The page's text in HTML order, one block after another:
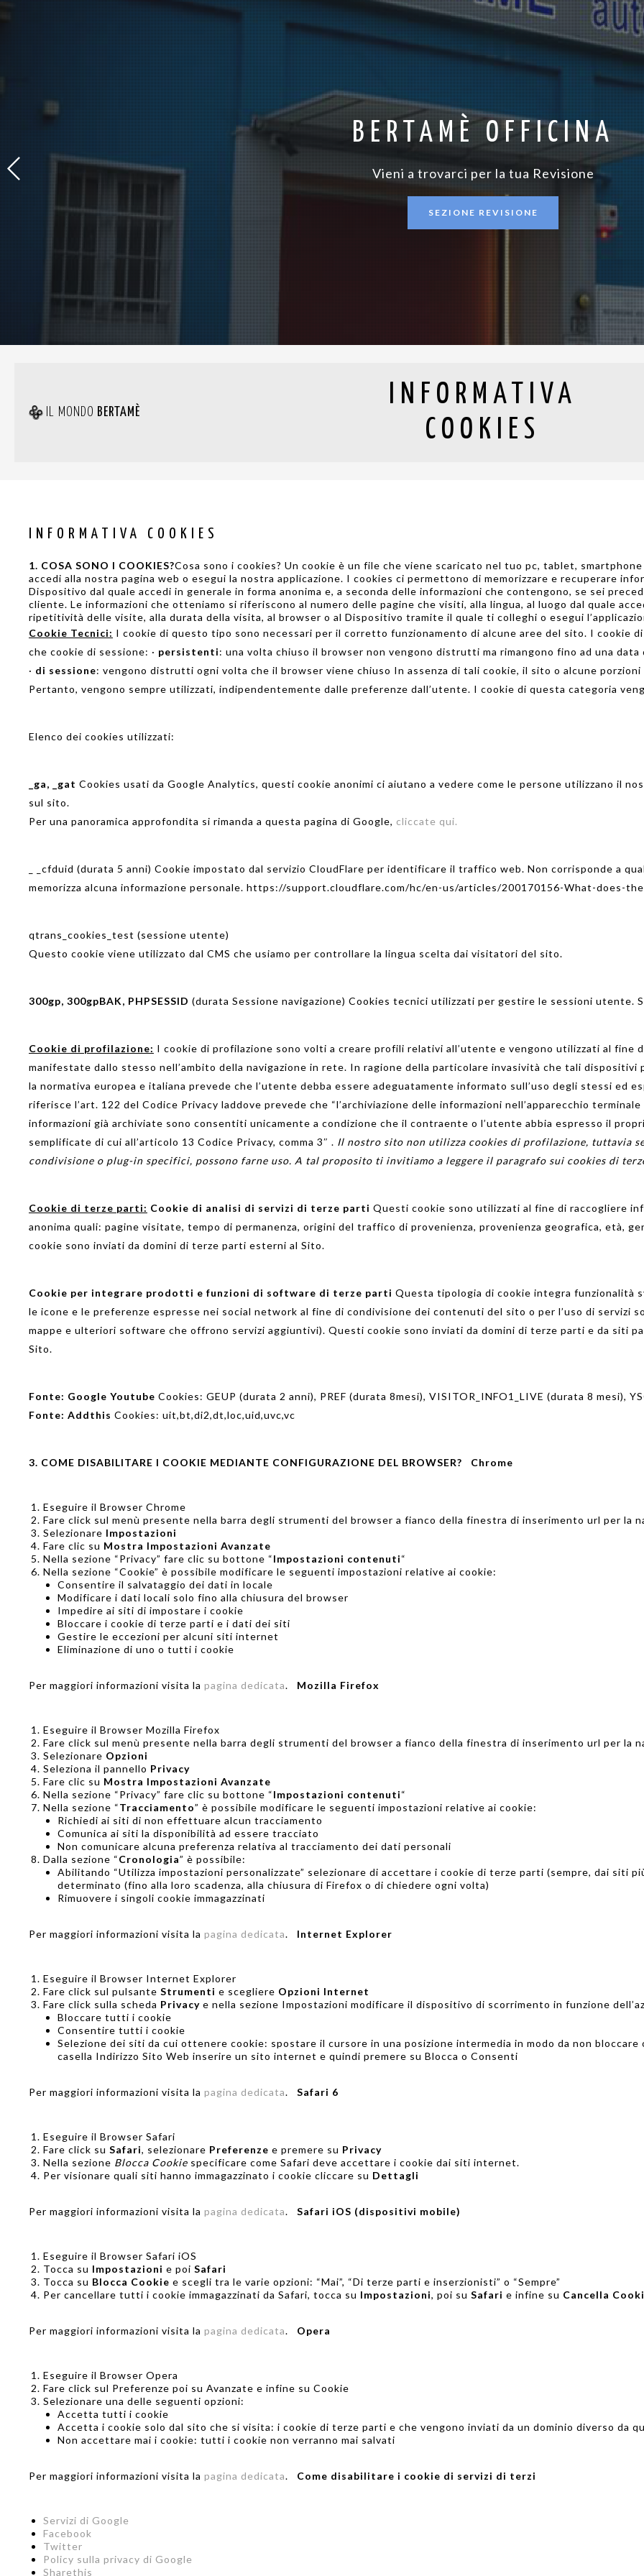
BERTAMÈ OFFICINA
Vieni a trovarci per la tua Revisione
SEZIONE REVISIONE
IL MONDO BERTAMÈ
INFORMATIVA
COOKIES
INFORMATIVA COOKIES
1. COSA SONO I COOKIES?Cosa sono i cookies? Un cookie è un file che viene scaricato nel tuo pc, tablet,
accedi alla nostra pagina web o esegui la nostra applicazione. I cookies ci permettono di memorizzare e recuperare
Dispositivo dal quale accedi in generale in forma anonima e, a seconda delle informazioni che contengono, se sei
cliente. Le informazioni che otteniamo si riferiscono al numero delle pagine che visiti, alla lingua, al luogo dal quale
ripetitività delle visite, alla durata della visita, al browser o al Dispositivo tramite il quale ti colleghi o esegui
Cookie Tecnici: I cookie di questo tipo sono necessari per il corretto funzionamento di alcune aree del sito. I cookie
che cookie di sessione: · persistenti: una volta chiuso il browser non vengono distrutti ma rimangono fino ad una data
· di sessione: vengono distrutti ogni volta che il browser viene chiuso In assenza di tali cookie, il sito o alcune
Pertanto, vengono sempre utilizzati, indipendentemente dalle preferenze dall’utente. I cookie di questa categoria
Elenco dei cookies utilizzati:
_ga, _gat Cookies usati da Google Analytics, questi cookie anonimi ci aiutano a vedere come le persone utilizzano il
sul sito.
Per una panoramica approfondita si rimanda a questa pagina di Google, cliccate qui.
_ _cfduid (durata 5 anni) Cookie impostato dal servizio CloudFlare per identificare il traffico web. Non corrisponde a
memorizza alcuna informazione personale. https://support.cloudflare.com/hc/en-us/articles/200170156-What-does-
qtrans_cookies_test (sessione utente)
Questo cookie viene utilizzato dal CMS che usiamo per controllare la lingua scelta dai visitatori del sito.
300gp, 300gpBAK, PHPSESSID (durata Sessione navigazione) Cookies tecnici utilizzati per gestire le sessioni utente.
Cookie di profilazione: I cookie di profilazione sono volti a creare profili relativi all’utente e vengono utilizzati al fine
manifestate dallo stesso nell’ambito della navigazione in rete. In ragione della particolare invasività che tali
la normativa europea e italiana prevede che l’utente debba essere adeguatamente informato sull’uso degli stessi ed
riferisce l’art. 122 del Codice Privacy laddove prevede che “l’archiviazione delle informazioni nell’apparecchio
informazioni già archiviate sono consentiti unicamente a condizione che il contraente o l’utente abbia espresso il
semplificate di cui all’articolo 13 Codice Privacy, comma 3″ . Il nostro sito non utilizza cookies di profilazione, tuttavia
condivisione o plug-in specifici, possono farne uso. A tal proposito ti invitiamo a leggere il paragrafo sui cookies di
Cookie di terze parti: Cookie di analisi di servizi di terze parti Questi cookie sono utilizzati al fine di raccogliere
anonima quali: pagine visitate, tempo di permanenza, origini del traffico di provenienza, provenienza geografica, età,
cookie sono inviati da domini di terze parti esterni al Sito.
Cookie per integrare prodotti e funzioni di software di terze parti Questa tipologia di cookie integra funzionalità
le icone e le preferenze espresse nei social network al fine di condivisione dei contenuti del sito o per l’uso di servizi
mappe e ulteriori software che offrono servizi aggiuntivi). Questi cookie sono inviati da domini di terze parti e da siti
Sito.
Fonte: Google Youtube Cookies: GEUP (durata 2 anni), PREF (durata 8mesi), VISITOR_INFO1_LIVE (durata 8 mesi),
Fonte: Addthis Cookies: uit,bt,di2,dt,loc,uid,uvc,vc
3. COME DISABILITARE I COOKIE MEDIANTE CONFIGURAZIONE DEL BROWSER? Chrome
Eseguire il Browser Chrome
Fare click sul menù presente nella barra degli strumenti del browser a fianco della finestra di inserimento url per la
Selezionare Impostazioni
Fare clic su Mostra Impostazioni Avanzate
Nella sezione “Privacy” fare clic su bottone “Impostazioni contenuti“
Nella sezione “Cookie” è possibile modificare le seguenti impostazioni relative ai cookie:
Consentire il salvataggio dei dati in locale
Modificare i dati locali solo fino alla chiusura del browser
Impedire ai siti di impostare i cookie
Bloccare i cookie di terze parti e i dati dei siti
Gestire le eccezioni per alcuni siti internet
Eliminazione di uno o tutti i cookie
Per maggiori informazioni visita la pagina dedicata. Mozilla Firefox
Eseguire il Browser Mozilla Firefox
Fare click sul menù presente nella barra degli strumenti del browser a fianco della finestra di inserimento url per la
Selezionare Opzioni
Seleziona il pannello Privacy
Fare clic su Mostra Impostazioni Avanzate
Nella sezione “Privacy” fare clic su bottone “Impostazioni contenuti“
Nella sezione “Tracciamento” è possibile modificare le seguenti impostazioni relative ai cookie:
Richiedi ai siti di non effettuare alcun tracciamento
Comunica ai siti la disponibilità ad essere tracciato
Non comunicare alcuna preferenza relativa al tracciamento dei dati personali
Dalla sezione “Cronologia” è possibile:
Abilitando “Utilizza impostazioni personalizzate” selezionare di accettare i cookie di terze parti (sempre, dai siti
determinato (fino alla loro scadenza, alla chiusura di Firefox o di chiedere ogni volta)
Rimuovere i singoli cookie immagazzinati
Per maggiori informazioni visita la pagina dedicata. Internet Explorer
Eseguire il Browser Internet Explorer
Fare click sul pulsante Strumenti e scegliere Opzioni Internet
Fare click sulla scheda Privacy e nella sezione Impostazioni modificare il dispositivo di scorrimento in funzione
Bloccare tutti i cookie
Consentire tutti i cookie
Selezione dei siti da cui ottenere cookie: spostare il cursore in una posizione intermedia in modo da non
casella Indirizzo Sito Web inserire un sito internet e quindi premere su Blocca o Consenti
Per maggiori informazioni visita la pagina dedicata. Safari 6
Eseguire il Browser Safari
Fare click su Safari, selezionare Preferenze e premere su Privacy
Nella sezione Blocca Cookie specificare come Safari deve accettare i cookie dai siti internet.
Per visionare quali siti hanno immagazzinato i cookie cliccare su Dettagli
Per maggiori informazioni visita la pagina dedicata. Safari iOS (dispositivi mobile)
Eseguire il Browser Safari iOS
Tocca su Impostazioni e poi Safari
Tocca su Blocca Cookie e scegli tra le varie opzioni: “Mai”, “Di terze parti e inserzionisti” o “Sempre”
Per cancellare tutti i cookie immagazzinati da Safari, tocca su Impostazioni, poi su Safari e infine su Cancella
Per maggiori informazioni visita la pagina dedicata. Opera
Eseguire il Browser Opera
Fare click sul Preferenze poi su Avanzate e infine su Cookie
Selezionare una delle seguenti opzioni:
Accetta tutti i cookie
Accetta i cookie solo dal sito che si visita: i cookie di terze parti e che vengono inviati da un dominio diverso da
Non accettare mai i cookie: tutti i cookie non verranno mai salvati
Per maggiori informazioni visita la pagina dedicata. Come disabilitare i cookie di servizi di terzi
Servizi di Google
Facebook
Twitter
Policy sulla privacy di Google
Sharethis